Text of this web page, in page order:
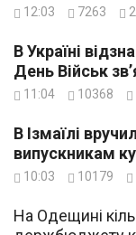
12:03 7263 2
В Україні
День Військ
11:04 10368
В Ізмаїлі
випускникам
10:03 10179
На Одещині